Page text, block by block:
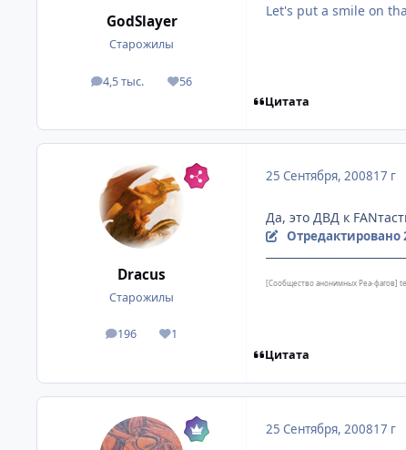
GodSlayer
Старожилы
4,5 тыс.
посты 56
Репутация
Let's put a smile on
Цитата
Dracus
Старожилы
196
посты 1
Репутация
25 Сентября, 200817 г
Да, это ДВД к
Отредактировано
[Сообщество анонимных Реа-фагов]
Цитата
25 Сентября, 200817 г